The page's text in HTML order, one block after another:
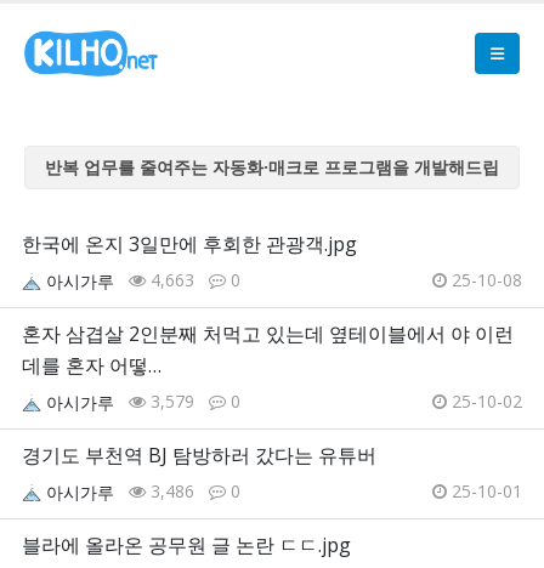
반복 업무를 줄여주는 자동화·매크로 프로그램을 개발해드립
니다
반복 업무를 줄여주는 자동화·매크로 프로그램을 개발해드립
니다
반복 업무를 줄여주는 자동화·매크로 프로그램을 개발해드립
반복 업무를 줄여주는 자동화·매크로 프로그램을 개발해드립
니다
한국에 온지 3일만에 후회한 관광객.jpg
아시가루 4,663 0 25-10-08
혼자 삼겹살 2인분째 처먹고 있는데 옆테이블에서 야 이런
데를 혼자 어떻…
아시가루 3,579 0 25-10-02
경기도 부천역 BJ 탐방하러 갔다는 유튜버
아시가루 3,486 0 25-10-01
블라에 올라온 공무원 글 논란 ㄷㄷ.jpg